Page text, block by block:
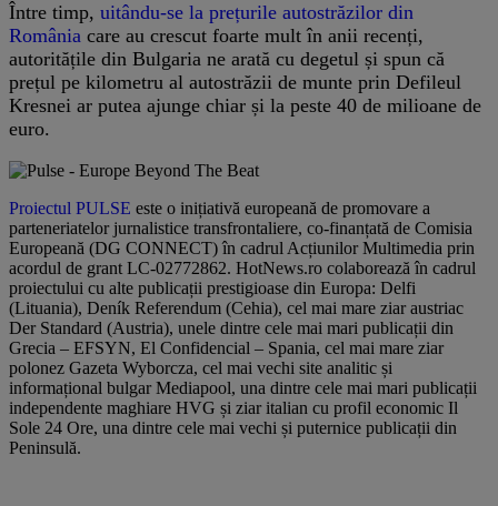
Între timp, uitându-se la prețurile autostrăzilor din
România care au crescut foarte mult în anii recenți,
autoritățile din Bulgaria ne arată cu degetul și spun că
prețul pe kilometru al autostrăzii de munte prin Defileul
Kresnei ar putea ajunge chiar și la peste 40 de milioane de
euro.
Proiectul PULSE este o inițiativă europeană de promovare a
parteneriatelor jurnalistice transfrontaliere, co-finanțată de Comisia
Europeană (DG CONNECT) în cadrul Acțiunilor Multimedia prin
acordul de grant LC-02772862. HotNews.ro colaborează în cadrul
proiectului cu alte publicații prestigioase din Europa: Delfi
(Lituania), Deník Referendum (Cehia), cel mai mare ziar austriac
Der Standard (Austria), unele dintre cele mai mari publicații din
Grecia – EFSYN, El Confidencial – Spania, cel mai mare ziar
polonez Gazeta Wyborcza, cel mai vechi site analitic și
informațional bulgar Mediapool, una dintre cele mai mari publicații
independente maghiare HVG și ziar italian cu profil economic Il
Sole 24 Ore, una dintre cele mai vechi și puternice publicații din
Peninsulă.